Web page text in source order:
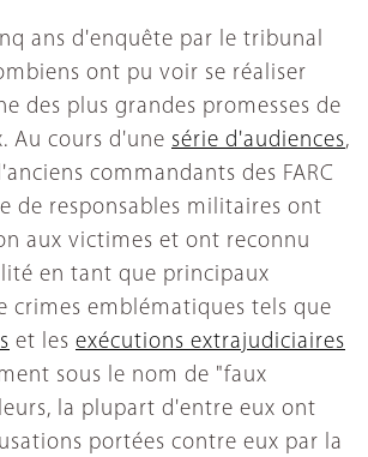
ans d'enquête par le tribunal
ont pu voir se réaliser
des plus grandes promesses de
Au cours d'une série d'audiences,
commandants des FARC
de responsables militaires ont
aux victimes et ont reconnu
en tant que principaux
crimes emblématiques tels que
et les exécutions extrajudiciaires
sous le nom de "faux
la plupart d'entre eux ont
portées contre eux par la